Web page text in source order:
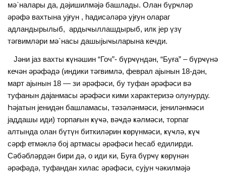
мә`налары да, дәjишилмәjә башлады. Олан бүрҹләр
әрәфә вахтына уjғун , һадисәләрә уjғун олараг
адландырылыб, ардыҹыллашдырыб, илк jер үзү
тәгвимләри мә`насы дашыjыҹыларына кечди.
Јәни jаз вахты ҝүнәшин “Гоч”- бүрҹүндән, “Буға” – бүрҹүнә
кечән әрәфәдә (индики тәгвимлә, феврал аjынын 18-дән,
март аjынын 18 — зи әрәфәси, бу туфан әрәфәси вә
туфанын даjанмасы әрәфәси кими характеризә олунурду.
Һәjатын jенидән башламасы, тәзәләнмәси, jениләнмәси
jаддашы иди) торпағын ҝүҹә, вәҹдә ҝәлмәси, торпаг
алтында олан бүтүн биткиләрин ҝөрүнмәси, ҝүҹлә, ҝүҹ
сәрф етмәклә боj артмасы әрәфәси һесаб едилирди.
Сәбәбләрдән бири дә, о иди ки, Буға бүрҹү ҝөрүнән
әрәфәдә, туфандан хилас әрәфәси, суjун чәкилмәjә